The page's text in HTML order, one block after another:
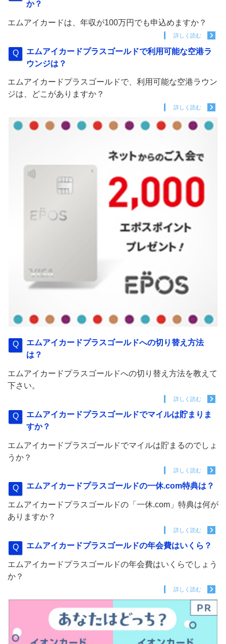
か？
エムアイカードは、年収が100万円でも申込めますか？
詳しく読む
エムアイカードプラスゴールドで利用可能な空港ラ
ウンジは？
エムアイカードプラスゴールドで、利用可能な空港ラウン
ジは、どこがありますか？
詳しく読む
エムアイカードプラスゴールドへの切り替え方法
は？
エムアイカードプラスゴールドへの切り替え方法を教えて
下さい。
詳しく読む
エムアイカードプラスゴールドでマイルは貯まりま
すか？
エムアイカードプラスゴールドでマイルは貯まるのでしょ
うか？
詳しく読む
エムアイカードプラスゴールドの一休.com特典は？
エムアイカードプラスゴールドの「一休.com」特典は何が
ありますか？
詳しく読む
エムアイカードプラスゴールドの年会費はいくら？
エムアイカードプラスゴールドの年会費はいくらでしょう
か？
詳しく読む